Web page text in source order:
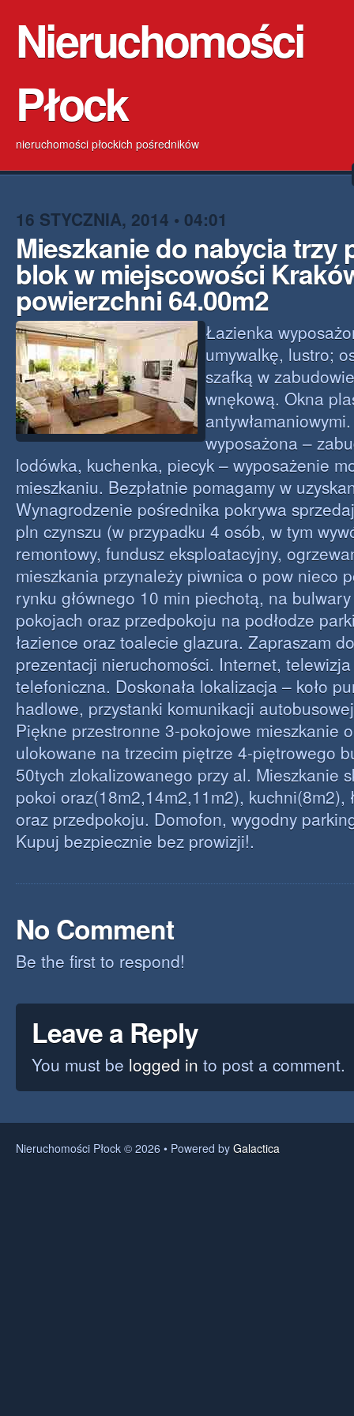
Nieruchomości
Płock
nieruchomości płockich pośredników
16 STYCZNIA, 2014 • 04:01
Mieszkanie do nabycia trzy
blok w miejscowości
powierzchni 64.00m2
Łazienka
umywalkę, lustro;
szafką w
wnękową. Okna
wyposażona –
lodówka, kuchenka, piecyk – wyposażenie
mieszkaniu. Bezpłatnie pomagamy w
Wynagrodzenie pośrednika pokrywa
pln czynszu (w przypadku 4 osób, w tym
remontowy, fundusz eksploatacyjny,
mieszkania przynależy piwnica o pow nieco
rynku głównego 10 min piechotą, na
pokojach oraz przedpokoju na podłodze
łazience oraz toalecie glazura. Zapraszam
prezentacji nieruchomości. Internet,
telefoniczna. Doskonała lokalizacja – koło
hadlowe, przystanki komunikacji
Piękne przestronne 3-pokojowe mieszkanie
ulokowane na trzecim piętrze 4-piętrowego
50tych zlokalizowanego przy al. Mieszkanie
pokoi oraz(18m2,14m2,11m2), kuchni(8m2),
oraz przedpokoju. Domofon, wygodny
Kupuj bezpiecznie bez prowizji!.
No Comment
Be the first to respond!
Leave a Reply
You must be logged in to post a comment.
Nieruchomości Płock © 2026 • Powered by Galactica